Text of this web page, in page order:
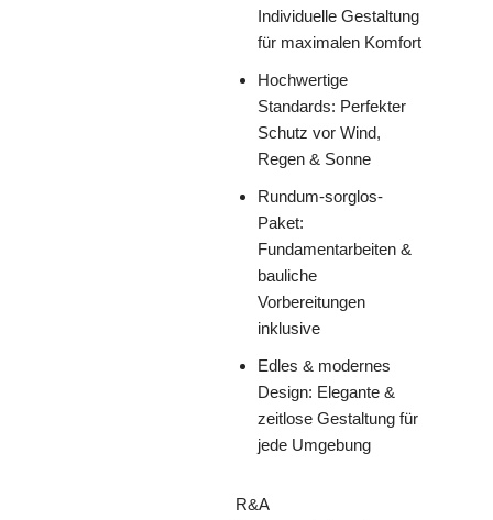
Individuelle Gestaltung
für maximalen Komfort
Hochwertige
Standards: Perfekter
Schutz vor Wind,
Regen & Sonne
Rundum-sorglos-
Paket:
Fundamentarbeiten &
bauliche
Vorbereitungen
inklusive
Edles & modernes
Design: Elegante &
zeitlose Gestaltung für
jede Umgebung
R&A